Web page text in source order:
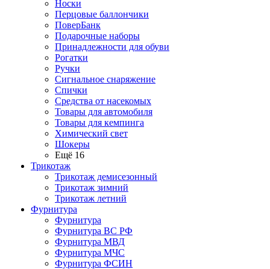
Носки
Перцовые баллончики
ПоверБанк
Подарочные наборы
Принадлежности для обуви
Рогатки
Ручки
Сигнальное снаряжение
Спички
Средства от насекомых
Товары для автомобиля
Товары для кемпинга
Химический свет
Шокеры
Ещё 16
Трикотаж
Трикотаж демисезонный
Трикотаж зимний
Трикотаж летний
Фурнитура
Фурнитура
Фурнитура ВС РФ
Фурнитура МВД
Фурнитура МЧС
Фурнитура ФСИН